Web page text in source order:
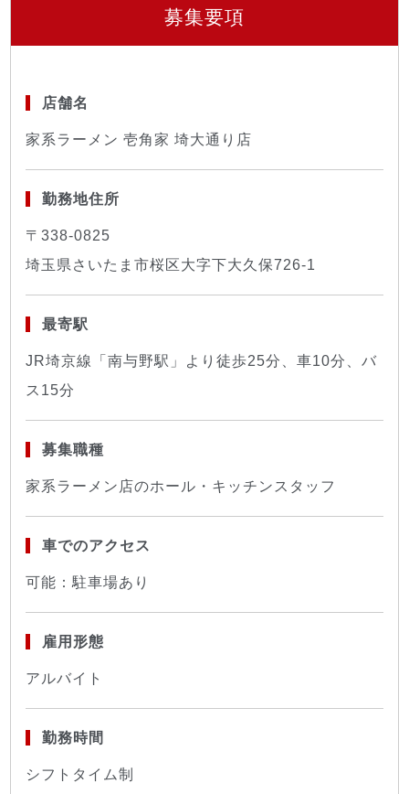
募集要項
店舗名
家系ラーメン 壱角家 埼大通り店
勤務地住所
〒338-0825
埼玉県さいたま市桜区大字下大久保726-1
最寄駅
JR埼京線「南与野駅」より徒歩25分、車10分、バ
ス15分
募集職種
家系ラーメン店のホール・キッチンスタッフ
車でのアクセス
可能：駐車場あり
雇用形態
アルバイト
勤務時間
シフトタイム制